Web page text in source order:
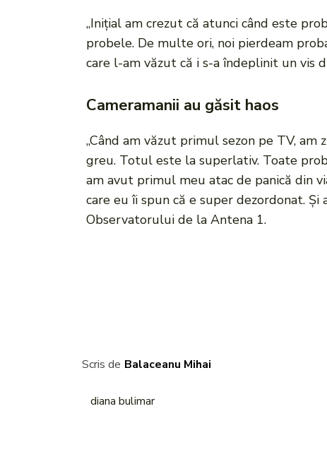
„Inițial am crezut că atunci când este
probele. De multe ori, noi pierdeam
care l-am văzut că i s-a îndeplinit un vis
Cameramanii au găsit haos
„Când am văzut primul sezon pe TV,
greu. Totul este la superlativ. Toate
am avut primul meu atac de panică din
care eu îi spun că e super dezordonat. Și
Observatorului de la Antena 1.
Scris de Balaceanu Mihai
diana bulimar